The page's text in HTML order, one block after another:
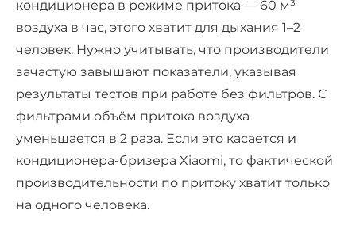
кондиционера в режиме притока — 60 м³
воздуха в час, этого хватит для дыхания 1–2
человек. Нужно учитывать, что производители
зачастую завышают показатели, указывая
результаты тестов при работе без фильтров. С
фильтрами объём притока воздуха
уменьшается в 2 раза. Если это касается и
кондиционера-бризера Xiaomi, то фактической
производительности по притоку хватит только
на одного человека.